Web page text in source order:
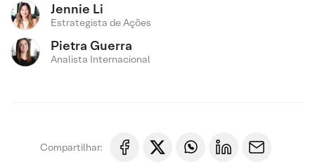
Jennie Li
Estrategista de Ações
Pietra Guerra
Analista Internacional
Compartilhar: